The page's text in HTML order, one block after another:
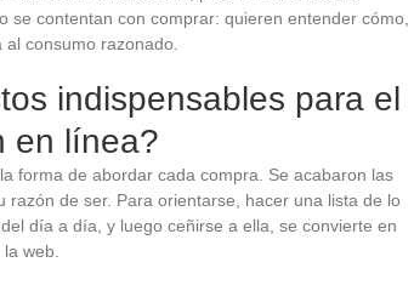
contentan con comprar: quieren entender cómo,
consumo razonado.
indispensables para el
en línea?
forma de abordar cada compra. Se acabaron las
de ser. Para orientarse, hacer una lista de lo
día a día, y luego ceñirse a ella, se convierte en
web.